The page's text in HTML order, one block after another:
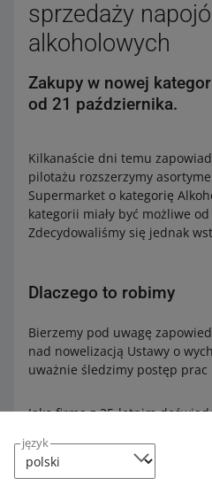
język
sprzedaży
alkoholowych
Zakupy w nowej
od 21 października.
Kilkanaście dni temu
pilotażu rozszerzymy
Supermarket o kategorię
kategorii miały być możliwe
Zdecydowaliśmy się jednak
Dlaczego to robimy
Bierzemy pod uwagę
nad nowelizacją Ustawy o
uważnie śledzimy postęp prac
Jako firma z 25-letnim
dbamy o bezpieczeństwo
Będziemy uważnie